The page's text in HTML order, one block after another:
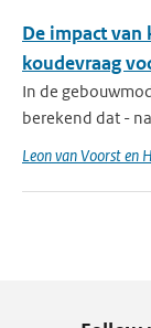
De impact van
koudevraag
In de
berekend dat -
Leon van Voorst en